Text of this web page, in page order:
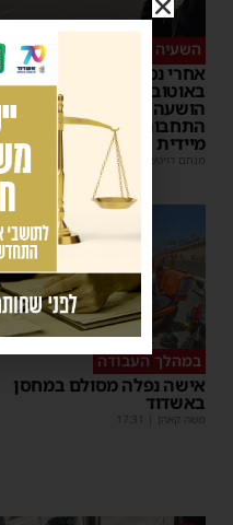
השעיה מיידית
אחרי נסיעת האימים
באוטובוס מאשדוד: הנהג
הושעה מתפקידו – משרד
התחבורה הורה על בדיקה
מיידית
מנחם דויטש 17:44
במהלך העבודה
אישה נפלה מסולם במחסן
באשדוד
משה קאהן 17:31